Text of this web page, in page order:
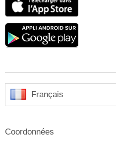
Google
Français
Coordonnées